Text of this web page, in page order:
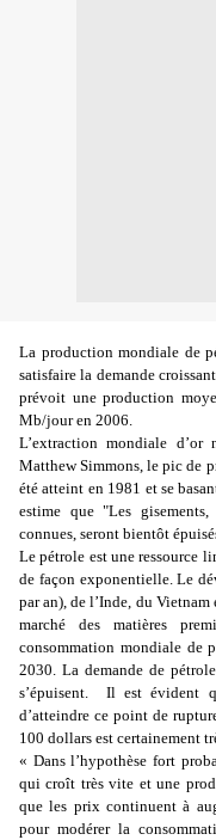
La production mondiale de
satisfaire la demande
prévoit une production
Mb/jour en 2006.
L’extraction mondiale d’or
Matthew Simmons, le pic de
été atteint en 1981 et se
estime que "Les
connues, seront bientôt
Le pétrole est une ressource
de façon exponentielle. Le
par an), de l’Inde, du Vietnam
marché des matières
consommation mondiale de
2030. La demande de
s’épuisent.
Il est évident
d’atteindre ce point de
100 dollars est certainement
« Dans l’hypothèse fort
qui croît très vite et une
que les prix continuent à
pour modérer la